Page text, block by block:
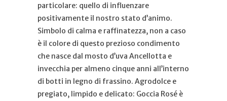
particolare: quello di influenzare
positivamente il nostro stato d’animo.
Simbolo di calma e raffinatezza, non a caso
è il colore di questo prezioso condimento
che nasce dal mosto d’uva Ancellotta e
invecchia per almeno cinque anni all’interno
di botti in legno di frassino. Agrodolce e
pregiato, limpido e delicato: Goccia Rosé è